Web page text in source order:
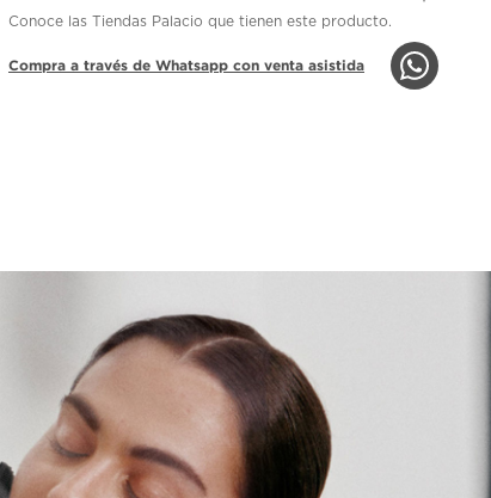
Conoce las Tiendas Palacio que tienen este producto.
Compra a través de Whatsapp con venta asistida